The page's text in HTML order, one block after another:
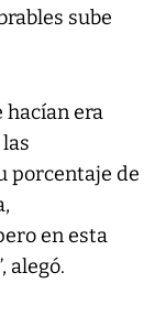
sube
hacían era
porcentaje de
en esta
alegó.